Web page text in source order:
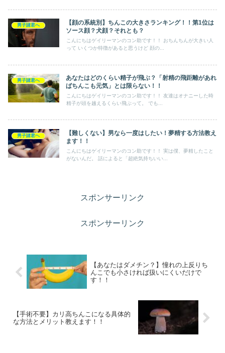
男子諸君へ
【顔の系統別】ちんこの大きさランキング！！第1位は
ソース顔？犬顔？それとも？
こんにちはゲイリーマンのコン助です！！ おちんちんが大きい人
って いくつか特徴があると思うけど 顔の...
男子諸君へ
あなたはどのくらい精子が飛ぶ？「射精の飛距離があれ
ばちんこも元気」とは限らない！！
こんにちはゲイリーマンのコン助です！！ 友達はオナニーした時
精子が頭を越えるくらい飛ぶって。 でも...
男子諸君へ
【難しくない】男なら一度はしたい！夢精する方法教え
ます！！
こんにちはゲイリーマンのコン助です！！ 実は僕、夢精したこと
がないんだ。 話によると「超絶気持ちいい...
スポンサーリンク
スポンサーリンク
【あなたはダメチン？】憧れの上反りち
んこでも小さければ扱いにくいだけで
す！！
【手術不要】カリ高ちんこになる具体的
な方法とメリット教えます！！